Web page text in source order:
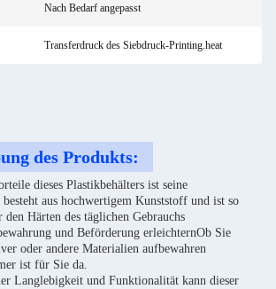
Nach Bedarf angepasst
Transferdruck des Siebdruck-Printing.heat
des Produkts:
dieses Plastikbehälters ist seine
aus hochwertigem Kunststoff und ist so
den Härten des täglichen Gebrauchs
und Beförderung erleichternOb Sie
oder andere Materialien aufbewahren
ist für Sie da.
Langlebigkeit und Funktionalität kann dieser